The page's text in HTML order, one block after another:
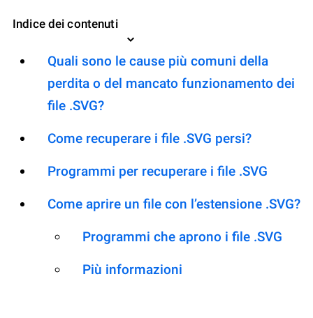
Indice dei contenuti
Quali sono le cause più comuni della
perdita o del mancato funzionamento dei
file .SVG?
Come recuperare i file .SVG persi?
Programmi per recuperare i file .SVG
Come aprire un file con l’estensione .SVG?
Programmi che aprono i file .SVG
Più informazioni